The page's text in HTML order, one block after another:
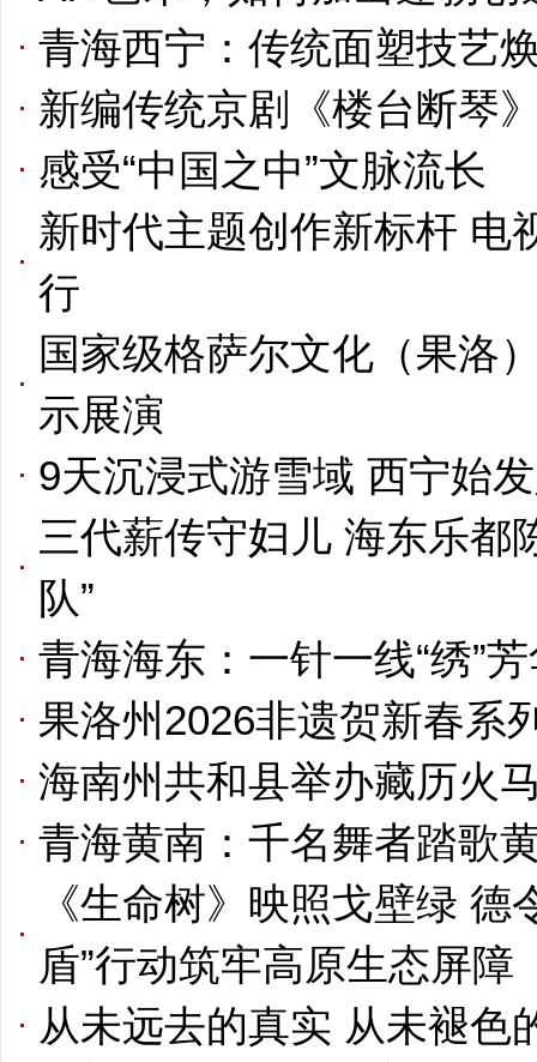
青海西宁：传统面塑技艺
新编传统京剧《楼台断琴
感受“中国之中”文脉流长
新时代主题创作新标杆 电
行
国家级格萨尔文化（果洛
示展演
9天沉浸式游雪域 西宁始
三代薪传守妇儿 海东乐都
队”
青海海东：一针一线“绣”
果洛州2026非遗贺新春系
海南州共和县举办藏历火
青海黄南：千名舞者踏歌
《生命树》映照戈壁绿 德
盾”行动筑牢高原生态屏障
从未远去的真实 从未褪色